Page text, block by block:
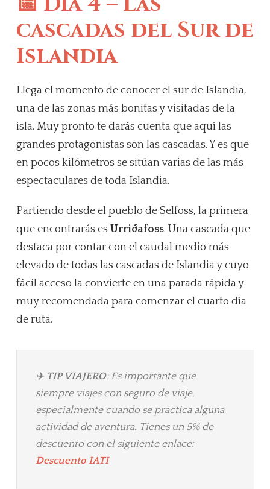
cascadas del Sur de
Islandia
Llega el momento de conocer el sur de Islandia,
una de las zonas más bonitas y visitadas de la
isla. Muy pronto te darás cuenta que aquí las
grandes protagonistas son las cascadas. Y es que
en pocos kilómetros se sitúan varias de las más
espectaculares de toda Islandia.
Partiendo desde el pueblo de Selfoss, la primera
que encontrarás es Urriðafoss. Una cascada que
destaca por contar con el caudal medio más
elevado de todas las cascadas de Islandia y cuyo
fácil acceso la convierte en una parada rápida y
muy recomendada para comenzar el cuarto día
de ruta.
✈️ TIP VIAJERO: Es importante que
siempre viajes con seguro de viaje,
especialmente cuando se practica alguna
actividad de aventura. Tienes un 5% de
descuento con el siguiente enlace:
Descuento IATI